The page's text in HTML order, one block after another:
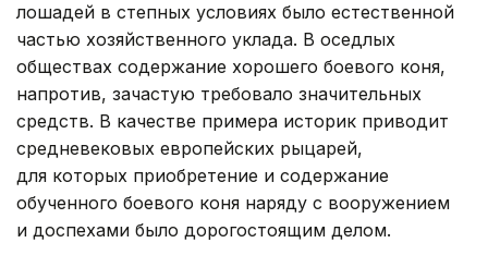
лошадей в степных условиях было естественной
частью хозяйственного уклада. В оседлых
обществах содержание хорошего боевого коня,
напротив, зачастую требовало значительных
средств. В качестве примера историк приводит
средневековых европейских рыцарей,
для которых приобретение и содержание
обученного боевого коня наряду с вооружением
и доспехами было дорогостоящим делом.